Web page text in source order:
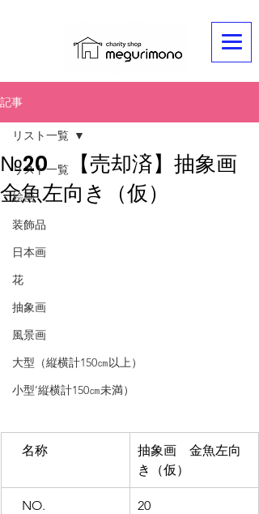
記事
リスト一覧
絵画
装飾品
日本画
花
抽象画
風景画
大型（縦横計150㎝以上）
小型’縦横計150㎝未満）
リスト一覧
№20 【売却済】抽象画
金魚左向き（仮）
名称
抽象画　金魚左向
き（仮）
NO. 20